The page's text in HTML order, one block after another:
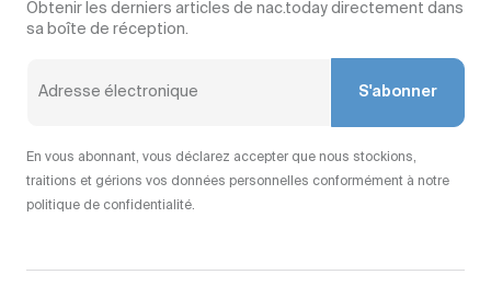
Obtenir les derniers articles de nac.today directement dans
sa boîte de réception.
S'abonner
En vous abonnant, vous déclarez accepter que nous stockions,
traitions et gérions vos données personnelles conformément à notre
politique de confidentialité.